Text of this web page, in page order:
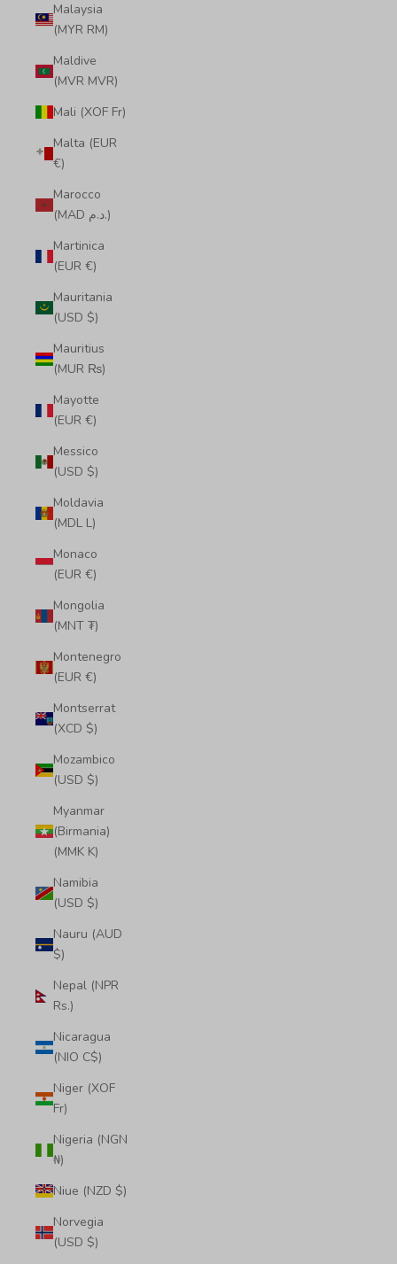
Malaysia
(MYR RM)
Maldive
(MVR MVR)
Mali (XOF Fr)
Malta (EUR
€)
Marocco
(MAD د.م.)
Martinica
(EUR €)
Mauritania
(USD $)
Mauritius
(MUR ₨)
Mayotte
(EUR €)
Messico
(USD $)
Moldavia
(MDL L)
Monaco
(EUR €)
Mongolia
(MNT ₮)
Montenegro
(EUR €)
Montserrat
(XCD $)
Mozambico
(USD $)
Myanmar
(Birmania)
(MMK K)
Namibia
(USD $)
Nauru (AUD
$)
Nepal (NPR
Rs.)
Nicaragua
(NIO C$)
Niger (XOF
Fr)
Nigeria (NGN
₦)
Niue (NZD $)
Norvegia
(USD $)